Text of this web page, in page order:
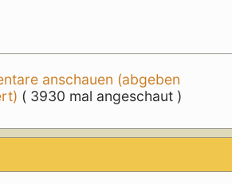
anschauen (abgeben
( 3930 mal angeschaut )